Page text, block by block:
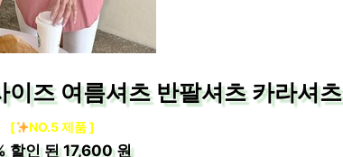
이즈 여름셔츠 반팔셔츠 카라셔츠
[ NO.5 제품 ]
할인 된17,600 원